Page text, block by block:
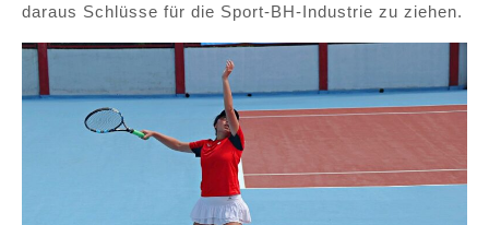
daraus Schlüsse für die Sport-BH-Industrie zu ziehen.